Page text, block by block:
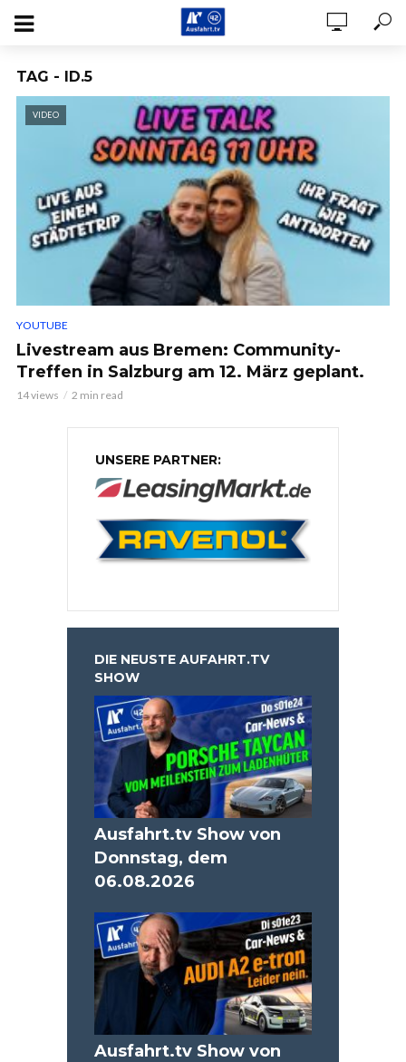
TAG - ID.5
VIDEO
YOUTUBE
Livestream aus Bremen: Community-
Treffen in Salzburg am 12. März geplant.
14 views 2 min read
UNSERE PARTNER:
DIE NEUSTE AUFAHRT.TV
SHOW
Ausfahrt.tv Show von
Donnstag, dem
06.08.2026
Ausfahrt.tv Show von